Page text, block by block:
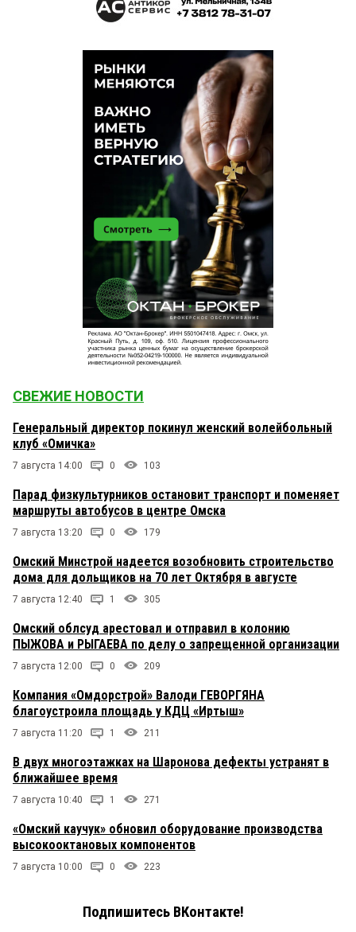
СВЕЖИЕ НОВОСТИ
Генеральный директор покинул женский волейбольный
клуб «Омичка»
7 августа 14:00 0 103
Парад физкультурников остановит транспорт и поменяет
маршруты автобусов в центре Омска
7 августа 13:20 0 179
Омский Минстрой надеется возобновить строительство
дома для дольщиков на 70 лет Октября в августе
7 августа 12:40 1 305
Омский облсуд арестовал и отправил в колонию
ПЫЖОВА и РЫГАЕВА по делу о запрещенной организации
7 августа 12:00 0 209
Компания «Омдорстрой» Валоди ГЕВОРГЯНА
благоустроила площадь у КДЦ «Иртыш»
7 августа 11:20 1 211
В двух многоэтажках на Шаронова дефекты устранят в
ближайшее время
7 августа 10:40 1 271
«Омский каучук» обновил оборудование производства
высокооктановых компонентов
7 августа 10:00 0 223
Подпишитесь ВКонтакте!